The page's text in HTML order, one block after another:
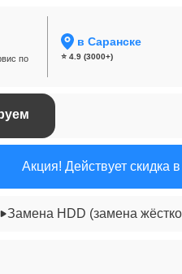
по
в Саранске
⭐ 4.9 (3000+)
Акция! Действует
Замена HDD (замена